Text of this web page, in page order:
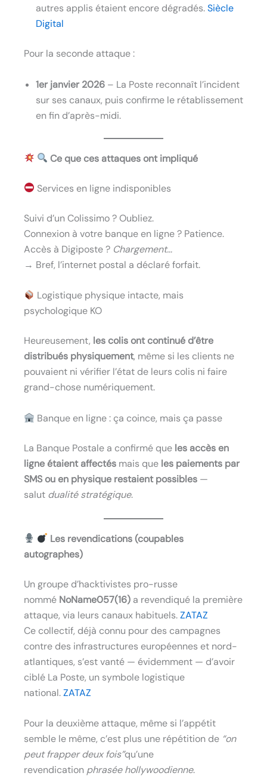
autres applis étaient encore dégradés.Siècle
Digital
Pour la seconde attaque :
1er janvier 2026 – La Poste reconnaît l’incident
sur ses canaux, puis confirme le rétablissement
en fin d’après-midi.
Ce que ces attaques ont impliqué
Services en ligne indisponibles
Suivi d’un Colissimo ? Oubliez.
Connexion à votre banque en ligne ? Patience.
Accès à Digiposte ? Chargement…
→ Bref, l’internet postal a déclaré forfait.
Logistique physique intacte, mais
psychologique KO
Heureusement, les colis ont continué d’être
distribués physiquement, même si les clients ne
pouvaient ni vérifier l’état de leurs colis ni faire
grand-chose numériquement.
Banque en ligne : ça coince, mais ça passe
La Banque Postale a confirmé que les accès en
ligne étaient affectés mais que les paiements par
SMS ou en physique restaient possibles —
salut dualité stratégique.
Les revendications (coupables
autographes)
Un groupe d’hacktivistes pro-russe
nommé NoName057(16) a revendiqué la première
attaque, via leurs canaux habituels.ZATAZ
Ce collectif, déjà connu pour des campagnes
contre des infrastructures européennes et nord-
atlantiques, s’est vanté — évidemment — d’avoir
ciblé La Poste, un symbole logistique
national.ZATAZ
Pour la deuxième attaque, même si l’appétit
semble le même, c’est plus une répétition de “on
peut frapper deux fois”qu’une
revendication phrasée hollywoodienne.